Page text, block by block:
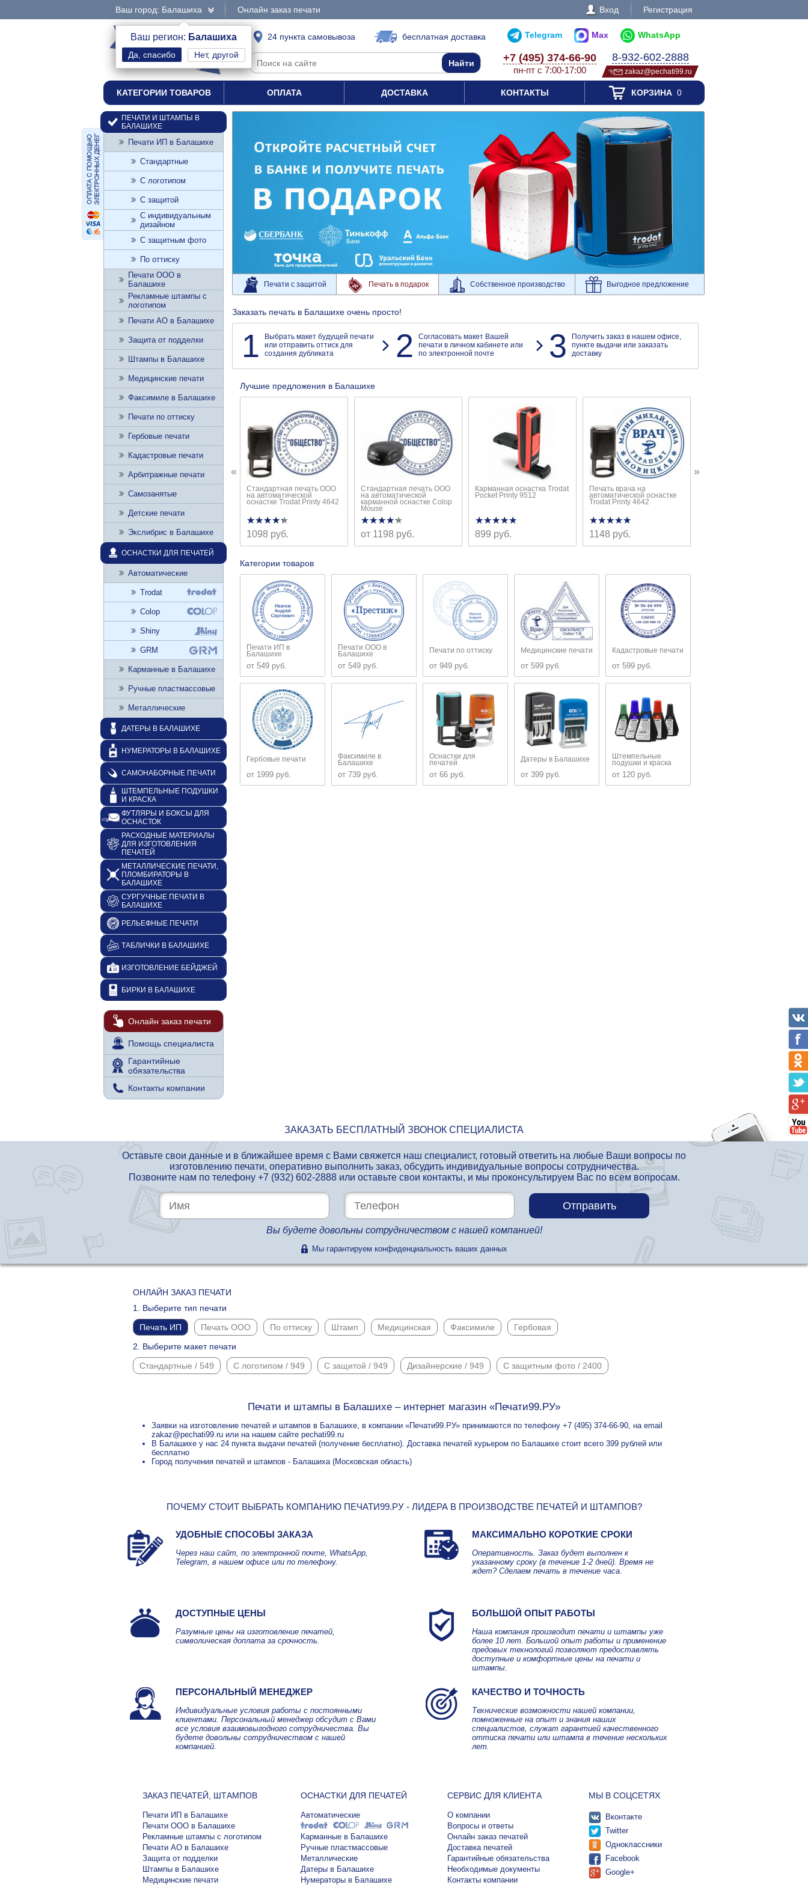
Ваш город: Балашиха
Ваш регион: Балашиха
Нет, другой
Онлайн заказ печати Вход Регистрация
интернет-магазин 24 пункта самовывоза бесплатная доставка Telegram Max WhatsApp
+7 (495) 374-66-90
пн-пт с 7:00-17:00
8-932-602-2888
zakaz@pechati99.ru
КАТЕГОРИИ ТОВАРОВ ОПЛАТА ДОСТАВКА КОНТАКТЫ КОРЗИНА0
Печати с защитой Печать в подарок Собственное производство Выгодное предложение
Заказать печать в Балашихе очень просто!
1
Выбрать макет будущей печати
или отправить оттиск для
создания дубликата
2
Согласовать макет Вашей
печати в личном кабинете или
по электронной почте
3
Получить заказ в нашем офисе,
пункте выдачи или заказать
доставку
Лучшие предложения в Балашихе
Стандартная печать ООО
на автоматической
оснастке Trodat Printy 4642
★★★★★
★★★★★
1098 руб.
Стандартная печать ООО
на автоматической
карманной оснастке Colop
Mouse
★★★★★
★★★★★
от 1198 руб.
Карманная оснастка Trodat
Pocket Printy 9512
★★★★★
★★★★★
899 руб.
Печать врача на
автоматической оснастке
Trodat Printy 4642
★★★★★
★★★★★
1148 руб.
« »
Категории товаров
Печати ИП в
Балашихе
от 549 руб.
Печати ООО в
Балашихе
от 549 руб.
Печати по оттиску
от 949 руб.
Медицинские печати
от 599 руб.
Кадастровые печати
от 599 руб.
Гербовые печати
от 1999 руб.
Факсимиле в
Балашихе
от 739 руб.
Оснастки для
печатей
от 66 руб.
Датеры в Балашихе
от 399 руб.
Штемпельные
подушки и краска
от 120 руб.
ПЕЧАТИ И ШТАМПЫ В
БАЛАШИХЕ
Печати ИП в Балашихе
Стандартные
С логотипом
С защитой
С индивидуальным
дизайном
С защитным фото
По оттиску
Печати ООО в
Балашихе
Рекламные штампы с
логотипом
Печати АО в Балашихе
Защита от подделки
Штампы в Балашихе
Медицинские печати
Факсимиле в Балашихе
Печати по оттиску
Гербовые печати
Кадастровые печати
Арбитражные печати
Самозанятые
Детские печати
Экслибрис в Балашихе
ОСНАСТКИ ДЛЯ ПЕЧАТЕЙ
Автоматические
Trodat
Colop
Shiny
GRM
Карманные в Балашихе
Ручные пластмассовые
Металлические
ДАТЕРЫ В БАЛАШИХЕ
НУМЕРАТОРЫ В БАЛАШИХЕ
САМОНАБОРНЫЕ ПЕЧАТИ
ШТЕМПЕЛЬНЫЕ ПОДУШКИ
И КРАСКА
ФУТЛЯРЫ И БОКСЫ ДЛЯ
ОСНАСТОК
РАСХОДНЫЕ МАТЕРИАЛЫ
ДЛЯ ИЗГОТОВЛЕНИЯ
ПЕЧАТЕЙ
МЕТАЛЛИЧЕСКИЕ ПЕЧАТИ,
ПЛОМБИРАТОРЫ В
БАЛАШИХЕ
СУРГУЧНЫЕ ПЕЧАТИ В
БАЛАШИХЕ
РЕЛЬЕФНЫЕ ПЕЧАТИ
ТАБЛИЧКИ В БАЛАШИХЕ
ИЗГОТОВЛЕНИЕ БЕЙДЖЕЙ
БИРКИ В БАЛАШИХЕ
Онлайн заказ печати
Помощь специалиста
Гарантийные
обязательства
Контакты компании
ЗАКАЗАТЬ БЕСПЛАТНЫЙ ЗВОНОК СПЕЦИАЛИСТА
Оставьте свои данные и в ближайшее время с Вами свяжется наш специалист, готовый ответить на любые Ваши вопросы по
изготовлению печати, оперативно выполнить заказ, обсудить индивидуальные вопросы сотрудничества.
Позвоните нам по телефону +7 (932) 602-2888или оставьте свои контакты, и мы проконсультируем Вас по всем вопросам.
Вы будете довольны сотрудничеством с нашей компанией!
Мы гарантируем конфиденциальность ваших данных
ОНЛАЙН ЗАКАЗ ПЕЧАТИ
1. Выберите тип печати
Печать ИП
Печать ООО По оттиску Штамп Медицинская Факсимиле
Гербовая
2. Выберите макет печати
Стандартные / 549
С логотипом / 949 С защитой / 949 Дизайнерские / 949 С защитным фото / 2400
Печати и штампы в Балашихе – интернет магазин «Печати99.РУ»
Заявки на изготовление печатей и штампов в Балашихе, в компании «Печати99.РУ» принимаются по телефону +7 (495) 374-66-90, на email
zakaz@pechati99.ru или на нашем сайте pechati99.ru
В Балашихе у нас 24 пункта выдачи печатей (получение бесплатно). Доставка печатей курьером по Балашихе стоит всего 399 рублей или
бесплатно
Город получения печатей и штампов - Балашиха (Московская область)
ПОЧЕМУ СТОИТ ВЫБРАТЬ КОМПАНИЮ ПЕЧАТИ99.РУ - ЛИДЕРА В ПРОИЗВОДСТВЕ ПЕЧАТЕЙ И ШТАМПОВ?
УДОБНЫЕ СПОСОБЫ ЗАКАЗА
Через наш сайт, по электронной почте, WhatsApp,
Telegram, в нашем офисе или по телефону.
МАКСИМАЛЬНО КОРОТКИЕ СРОКИ
Оперативность. Заказ будет выполнен к
указанному сроку (в течение 1-2 дней). Время не
ждет? Сделаем печать в течение часа.
ДОСТУПНЫЕ ЦЕНЫ
Разумные цены на изготовление печатей,
символическая доплата за срочность.
БОЛЬШОЙ ОПЫТ РАБОТЫ
Наша компания производит печати и штампы уже
более 10 лет. Большой опыт работы и применение
предовых технологий позволяют предоставлять
доступные и комфортные цены на печати и
штампы.
ПЕРСОНАЛЬНЫЙ МЕНЕДЖЕР
Индивидуальные условия работы с постоянными
клиентами. Персональный менеджер обсудит с Вами
все условия взаимовыгодного сотрудничества. Вы
будете довольны сотрудничеством с нашей
компанией.
КАЧЕСТВО И ТОЧНОСТЬ
Технические возможности нашей компании,
помноженные на опыт и знания наших
специалистов, служат гарантией качественного
оттиска печати или штампа в течение нескольких
лет.
ЗАКАЗ ПЕЧАТЕЙ, ШТАМПОВ
Печати ИП в Балашихе
Печати ООО в Балашихе
Рекламные штампы с логотипом
Печати АО в Балашихе
Защита от подделки
Штампы в Балашихе
Медицинские печати
ОСНАСТКИ ДЛЯ ПЕЧАТЕЙ
Автоматические
Карманные в Балашихе
Ручные пластмассовые
Металлические
Датеры в Балашихе
Нумераторы в Балашихе
СЕРВИС ДЛЯ КЛИЕНТА
О компании
Вопросы и ответы
Онлайн заказ печатей
Доставка печатей
Гарантийные обязательства
Необходимые документы
Контакты компании
МЫ В СОЦСЕТЯХ
Вконтакте
Twitter
Одноклассники
Facebook
Google+